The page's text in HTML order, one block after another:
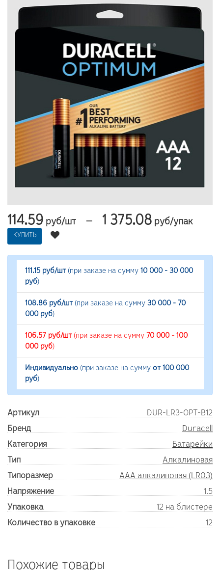
114.59 руб/шт — 1 375.08 руб/упак
КУПИТЬ
111.15 руб/шт(при заказе на сумму 10 000 - 30 000
руб)
108.86 руб/шт(при заказе на сумму 30 000 - 70
000 руб)
106.57 руб/шт(при заказе на сумму 70 000 - 100
000 руб)
Индивидуально (при заказе на сумму от 100 000
руб)
Артикул
DUR-LR3-OPT-B12
Бренд
Duracell
Категория
Батарейки
Тип
Алкалиновая
Типоразмер
AAA алкалиновая (LR03)
Напряжение
1.5
Упаковка
12 на блистере
Количество в упаковке
12
Похожие товары